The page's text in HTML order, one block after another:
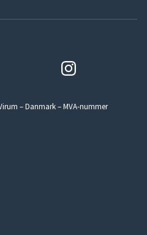
– Danmark – MVA-nummer